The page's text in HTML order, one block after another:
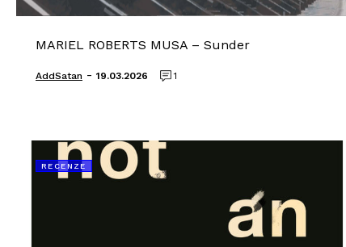
MARIEL ROBERTS MUSA – Sunder
AddSatan - 19.03.2026 1
RECENZE